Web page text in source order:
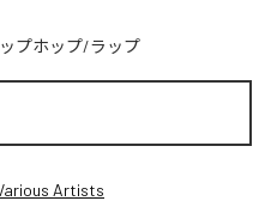
プホップ/ラップ
Artists